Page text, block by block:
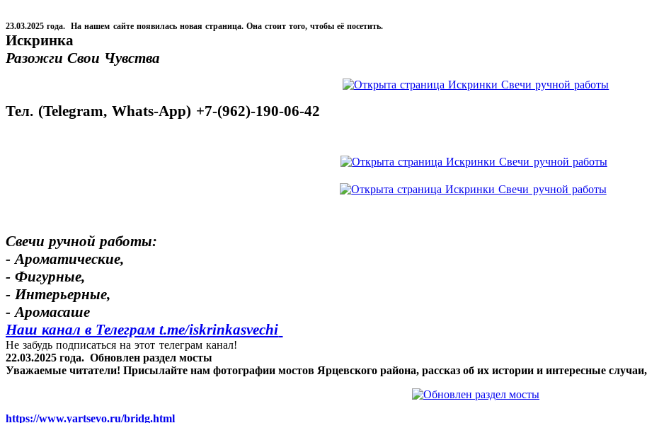
23.03.2025 года. На нашем сайте появилась новая страница. Она стоит того, чтобы её посетить.
Искринка
Разожги Свои Чувства
Тел. (Telegram, Whats-App) +7-(962)-190-06-42
Свечи ручной работы:
- Ароматические,
- Фигурные,
- Интерьерные,
- Аромасаше
Наш канал в Телеграм t.me/iskrinkasvechi
Не забудь подписаться на этот телеграм канал!
22.03.2025 года. Обновлен раздел мосты
Уважаемые читатели! Присылайте нам фотографии мостов Ярцевского района, рассказ об их истории и интересные
https://www.yartsevo.ru/bridg.html